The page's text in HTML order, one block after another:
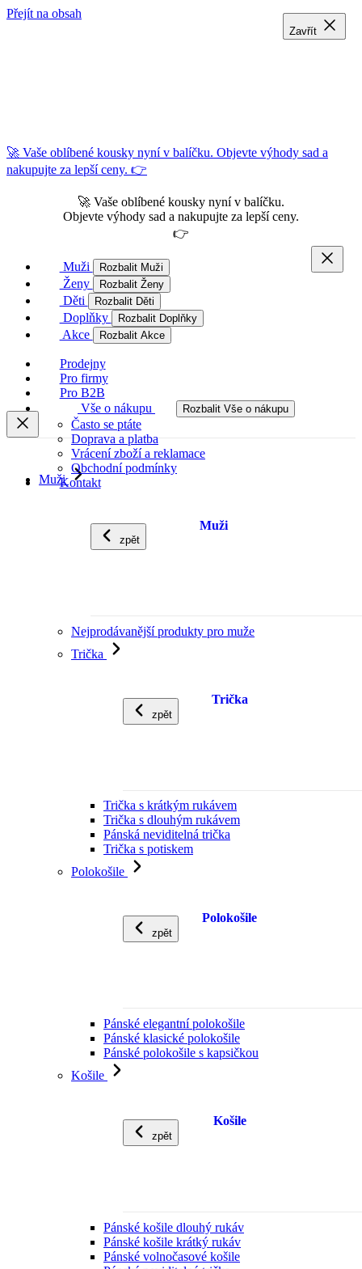
Přejít na obsah
🚀 Vaše oblíbené kousky nyní v balíčku. Objevte výhody sad a
nakupujte za lepší ceny. 👉
🚀 Vaše oblíbené kousky nyní v balíčku.
Objevte výhody sad a nakupujte za lepší ceny.
👉
Muži Rozbalit Muži
Ženy Rozbalit Ženy
Děti Rozbalit Děti
Doplňky Rozbalit Doplňky
Akce Rozbalit Akce
Prodejny
Pro firmy
Pro B2B
Vše o nákupu
Rozbalit Vše o nákupu
Často se ptáte
Doprava a platba
Vrácení zboží a reklamace
Obchodní podmínky
Kontakt
Muži
zpět
Muži
Nejprodávanější produkty pro muže
Trička
zpět
Trička
Trička s krátkým rukávem
Trička s dlouhým rukávem
Pánská neviditelná trička
Trička s potiskem
Polokošile
zpět
Polokošile
Pánské elegantní polokošile
Pánské klasické polokošile
Pánské polokošile s kapsičkou
Košile
zpět
Košile
Pánské košile dlouhý rukáv
Pánské košile krátký rukáv
Pánské volnočasové košile
Zavřít
Zavřít
Zavřít